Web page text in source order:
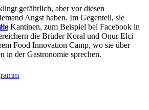
gefährlich, aber vor diesen
Angst haben. Im Gegenteil, sie
Kantinen, zum Beispiel bei Facebook in
die Brüder Koral und Onur Elci
Food Innovation Camp, wo sie über
in der Gastronomie sprechen.